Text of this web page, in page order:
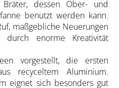
dessen Ober- und
benutzt werden kann.
maßgebliche Neuerungen
enorme Kreativität
vorgestellt, die ersten
recyceltem Aluminium.
eignet sich besonders gut